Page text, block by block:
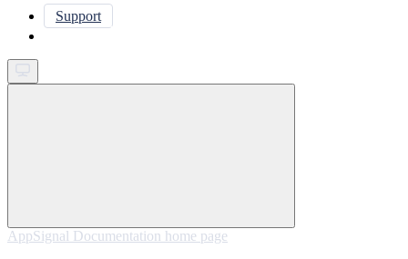
Support
AppSignal Documentation home page